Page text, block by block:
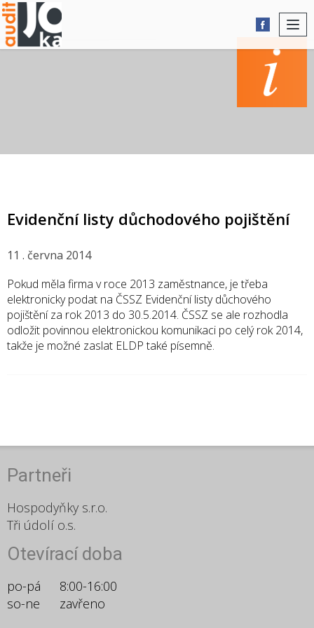
Evidenční listy důchodového pojištění
11 . června 2014
Pokud měla firma v roce 2013 zaměstnance, je třeba
elektronicky podat na ČSSZ Evidenční listy důchového
pojištění za rok 2013 do 30.5.2014. ČSSZ se ale rozhodla
odložit povinnou elektronickou komunikaci po celý rok 2014,
takže je možné zaslat ELDP také písemně.
Partneři
Hospodyňky s.r.o.
Tři údolí o.s.
Otevírací doba
po-pá
8:00-16:00
so-ne
zavřeno